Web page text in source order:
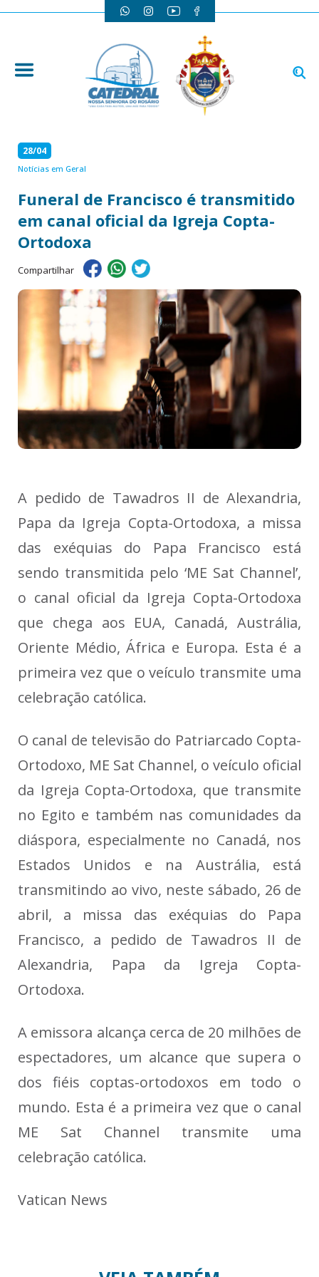
28/04
Notícias em Geral
Funeral de Francisco é transmitido
em canal oficial da Igreja Copta-
Ortodoxa
Compartilhar
A pedido de Tawadros II de Alexandria,
Papa da Igreja Copta-Ortodoxa, a missa
das exéquias do Papa Francisco está
sendo transmitida pelo ‘ME Sat Channel’,
o canal oficial da Igreja Copta-Ortodoxa
que chega aos EUA, Canadá, Austrália,
Oriente Médio, África e Europa. Esta é a
primeira vez que o veículo transmite uma
celebração católica.
O canal de televisão do Patriarcado Copta-
Ortodoxo, ME Sat Channel, o veículo oficial
da Igreja Copta-Ortodoxa, que transmite
no Egito e também nas comunidades da
diáspora, especialmente no Canadá, nos
Estados Unidos e na Austrália, está
transmitindo ao vivo, neste sábado, 26 de
abril, a missa das exéquias do Papa
Francisco, a pedido de Tawadros II de
Alexandria, Papa da Igreja Copta-
Ortodoxa.
A emissora alcança cerca de 20 milhões de
espectadores, um alcance que supera o
dos fiéis coptas-ortodoxos em todo o
mundo. Esta é a primeira vez que o canal
ME Sat Channel transmite uma
celebração católica.
Vatican News